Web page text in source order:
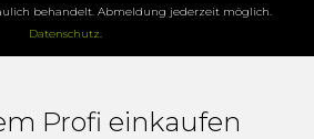
behandelt. Abmeldung jederzeit möglich.
Datenschutz
Profi einkaufen